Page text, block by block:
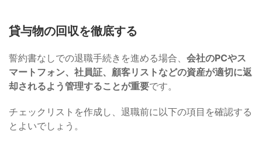
貸与物の回収を徹底する
誓約書なしでの退職手続きを進める場合、 会社のPCやス
マートフォン、社員証、顧客リストなどの資産が適切に返
却されるよう管理することが重要です。
チェックリストを作成し、退職前に以下の項目を確認する
とよいでしょう。